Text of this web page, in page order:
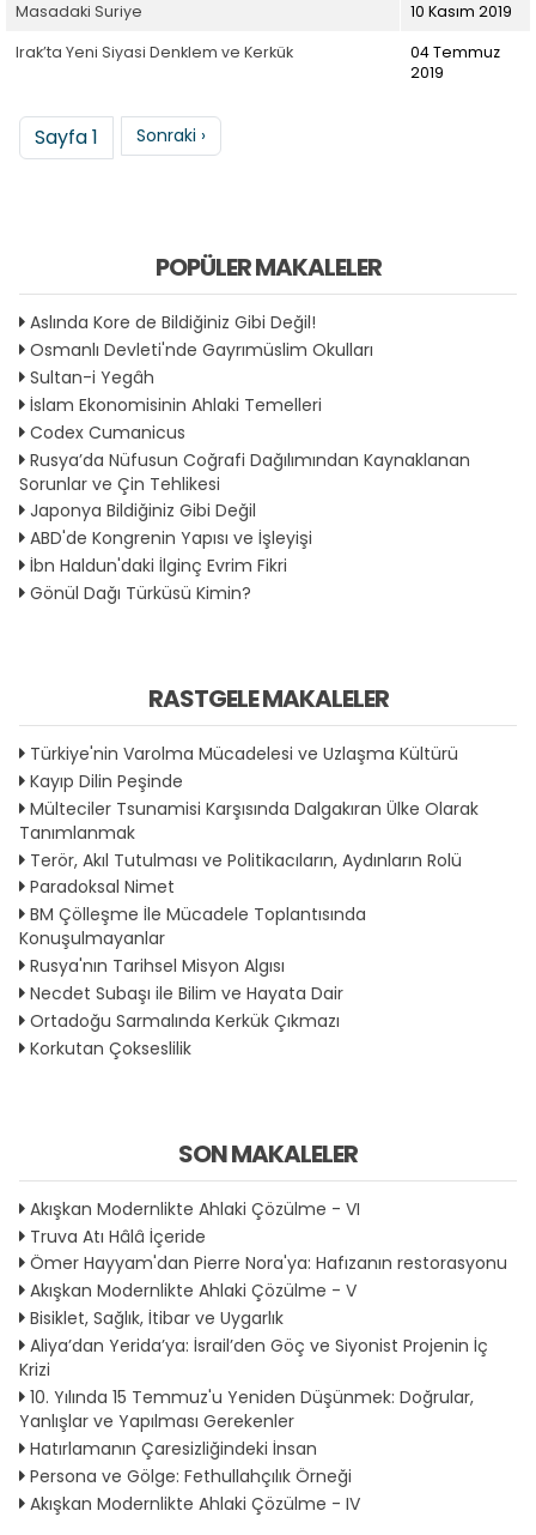
Masadaki Suriye
10 Kasım 2019
Irak’ta Yeni Siyasi Denklem ve Kerkük
04 Temmuz
2019
Sayfalama
Sayfa 1 Sonraki sayfa
Sonraki ›
POPÜLER MAKALELER
Aslında Kore de Bildiğiniz Gibi Değil!
Osmanlı Devleti'nde Gayrımüslim Okulları
Sultan-i Yegâh
İslam Ekonomisinin Ahlaki Temelleri
Codex Cumanicus
Rusya’da Nüfusun Coğrafi Dağılımından Kaynaklanan
Sorunlar ve Çin Tehlikesi
Japonya Bildiğiniz Gibi Değil
ABD'de Kongrenin Yapısı ve İşleyişi
İbn Haldun'daki İlginç Evrim Fikri
Gönül Dağı Türküsü Kimin?
RASTGELE MAKALELER
Türkiye'nin Varolma Mücadelesi ve Uzlaşma Kültürü
Kayıp Dilin Peşinde
Mülteciler Tsunamisi Karşısında Dalgakıran Ülke Olarak
Tanımlanmak
Terör, Akıl Tutulması ve Politikacıların, Aydınların Rolü
Paradoksal Nimet
BM Çölleşme İle Mücadele Toplantısında
Konuşulmayanlar
Rusya'nın Tarihsel Misyon Algısı
Necdet Subaşı ile Bilim ve Hayata Dair
Ortadoğu Sarmalında Kerkük Çıkmazı
Korkutan Çokseslilik
SON MAKALELER
Akışkan Modernlikte Ahlaki Çözülme - VI
Truva Atı Hâlâ İçeride
Ömer Hayyam'dan Pierre Nora'ya: Hafızanın restorasyonu
Akışkan Modernlikte Ahlaki Çözülme - V
Bisiklet, Sağlık, İtibar ve Uygarlık
Aliya’dan Yerida’ya: İsrail’den Göç ve Siyonist Projenin İç
Krizi
10. Yılında 15 Temmuz'u Yeniden Düşünmek: Doğrular,
Yanlışlar ve Yapılması Gerekenler
Hatırlamanın Çaresizliğindeki İnsan
Persona ve Gölge: Fethullahçılık Örneği
Akışkan Modernlikte Ahlaki Çözülme - IV